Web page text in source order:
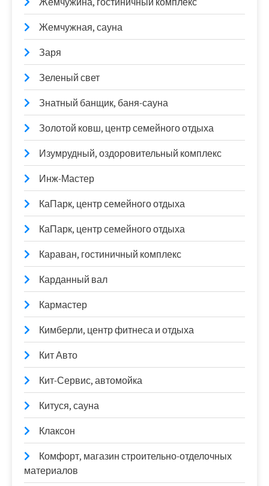
Жемчужная, сауна
Заря
Зеленый свет
Знатный банщик, баня-сауна
Золотой ковш, центр семейного отдыха
Изумрудный, оздоровительный комплекс
Инж-Мастер
КаПарк, центр семейного отдыха
КаПарк, центр семейного отдыха
Караван, гостиничный комплекс
Карданный вал
Кармастер
Кимберли, центр фитнеса и отдыха
Кит Авто
Кит-Сервис, автомойка
Китуся, сауна
Клаксон
Комфорт, магазин строительно-отделочных
материалов